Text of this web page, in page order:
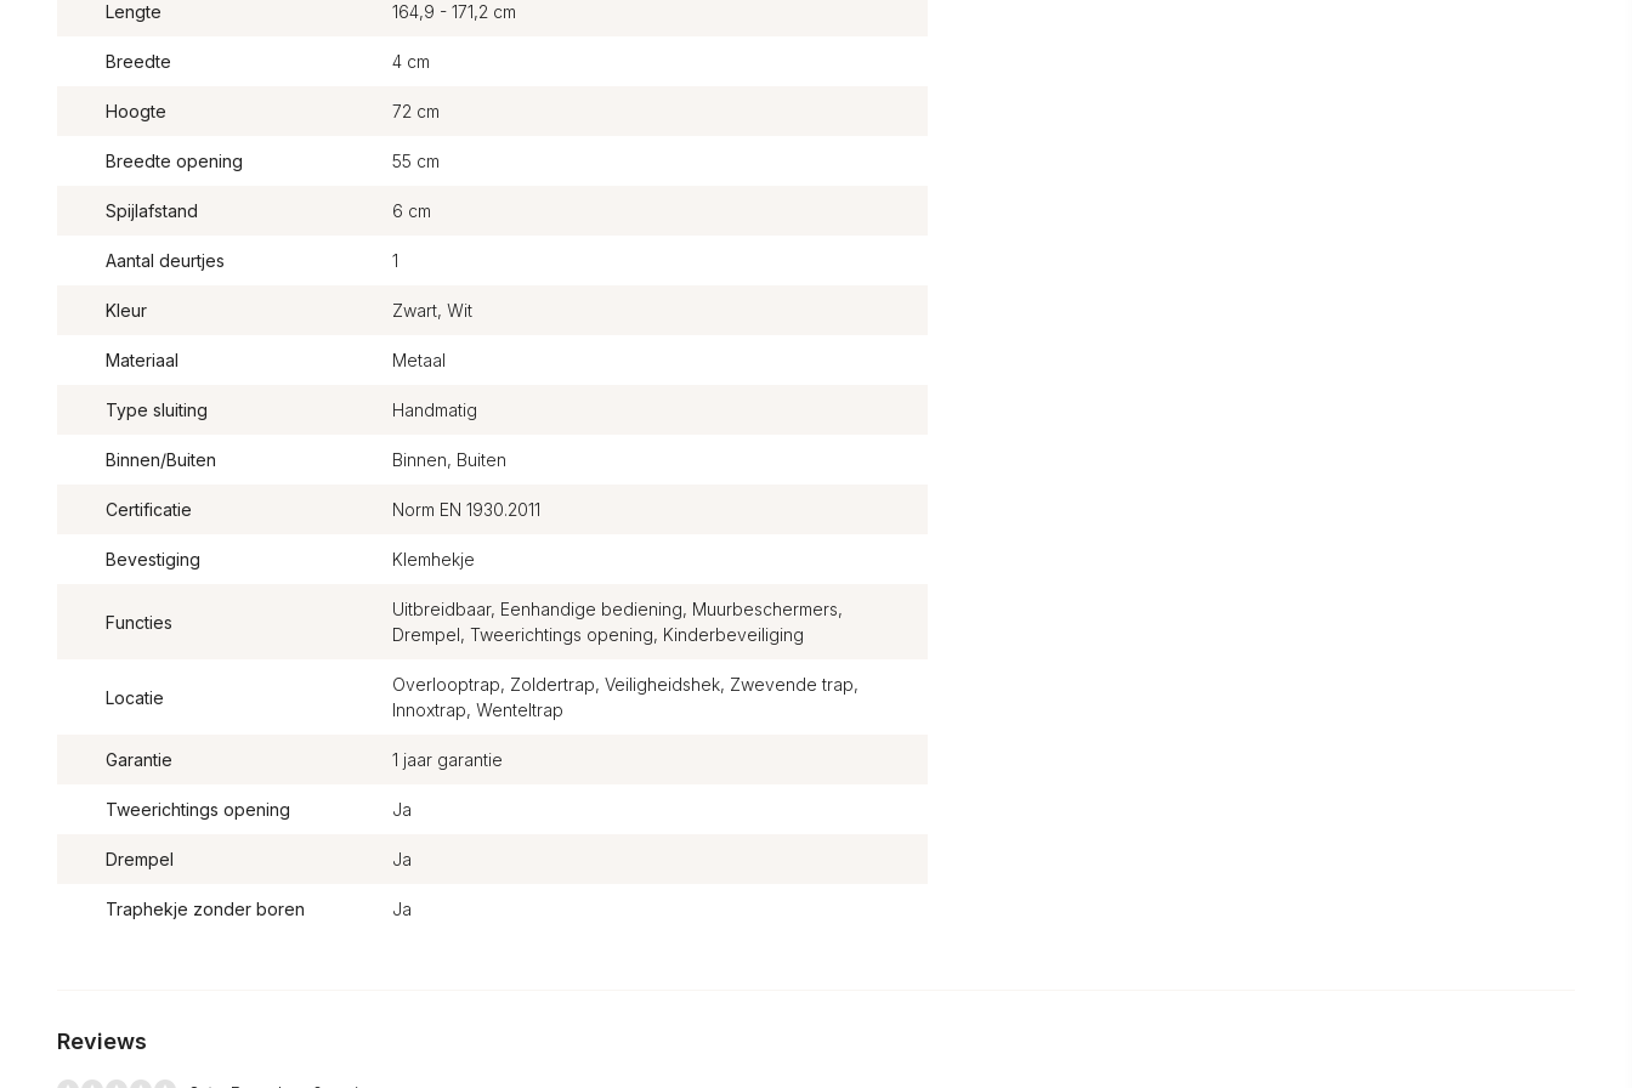
Lengte 164,9 - 171,2 cm
Breedte 4 cm
Hoogte 72 cm
Breedte opening 55 cm
Spijlafstand 6 cm
Aantal deurtjes 1
Kleur Zwart, Wit
Materiaal Metaal
Type sluiting Handmatig
Binnen/Buiten Binnen, Buiten
Certificatie Norm EN 1930.2011
Bevestiging Klemhekje
Functies
Uitbreidbaar, Eenhandige bediening, Muurbeschermers,
Drempel, Tweerichtings opening, Kinderbeveiliging
Locatie
Overlooptrap, Zoldertrap, Veiligheidshek, Zwevende trap,
Innoxtrap, Wenteltrap
Garantie 1 jaar garantie
Tweerichtings opening Ja
Drempel Ja
Traphekje zonder boren Ja
Reviews